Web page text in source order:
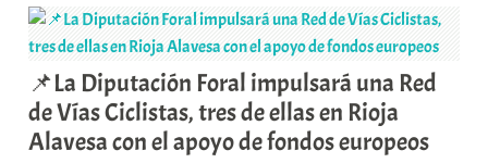
📌La Diputación Foral impulsará una Red
de Vías Ciclistas, tres de ellas en Rioja
Alavesa con el apoyo de fondos europeos